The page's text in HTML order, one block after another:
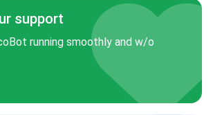
support
running smoothly and w/o